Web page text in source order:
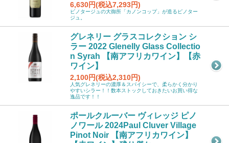
6,630円(税込7,293円)
ピノタージュの大御所「カノンコップ」が造るピノター
ジュ。
グレネリー グラスコレクション シ
ラー 2022 Glenelly Glass Collectio
n Syrah 【南アフリカワイン】【赤
ワイン】
2,100円(税込2,310円)
人気グレネリーの濃厚＆スパイシーで、柔らかく分かり
やすいシラー！！数本ストックしておきたいお買い得な
逸品です！！
ポールクルーバー ヴィレッジ ピノ
ノワール 2024Paul Cluver Village
Pinot Noir 【南アフリカワイン】